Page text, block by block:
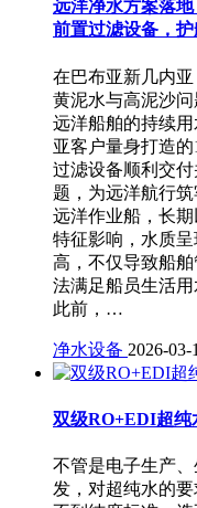
远洋净水方案落
前置过滤设备，
在巴布亚新几内
黄泥水与高泥沙
远洋船舶的持续
亚客户量身打造
过滤设备顺利交
题，为远洋航行
远洋作业船，长
特征影响，水质
高，不仅导致船
法满足船员生活用
此前，…
净水设备 2026-03-
双级RO+EDI超纯
不管是电子生产
发，对超纯水的